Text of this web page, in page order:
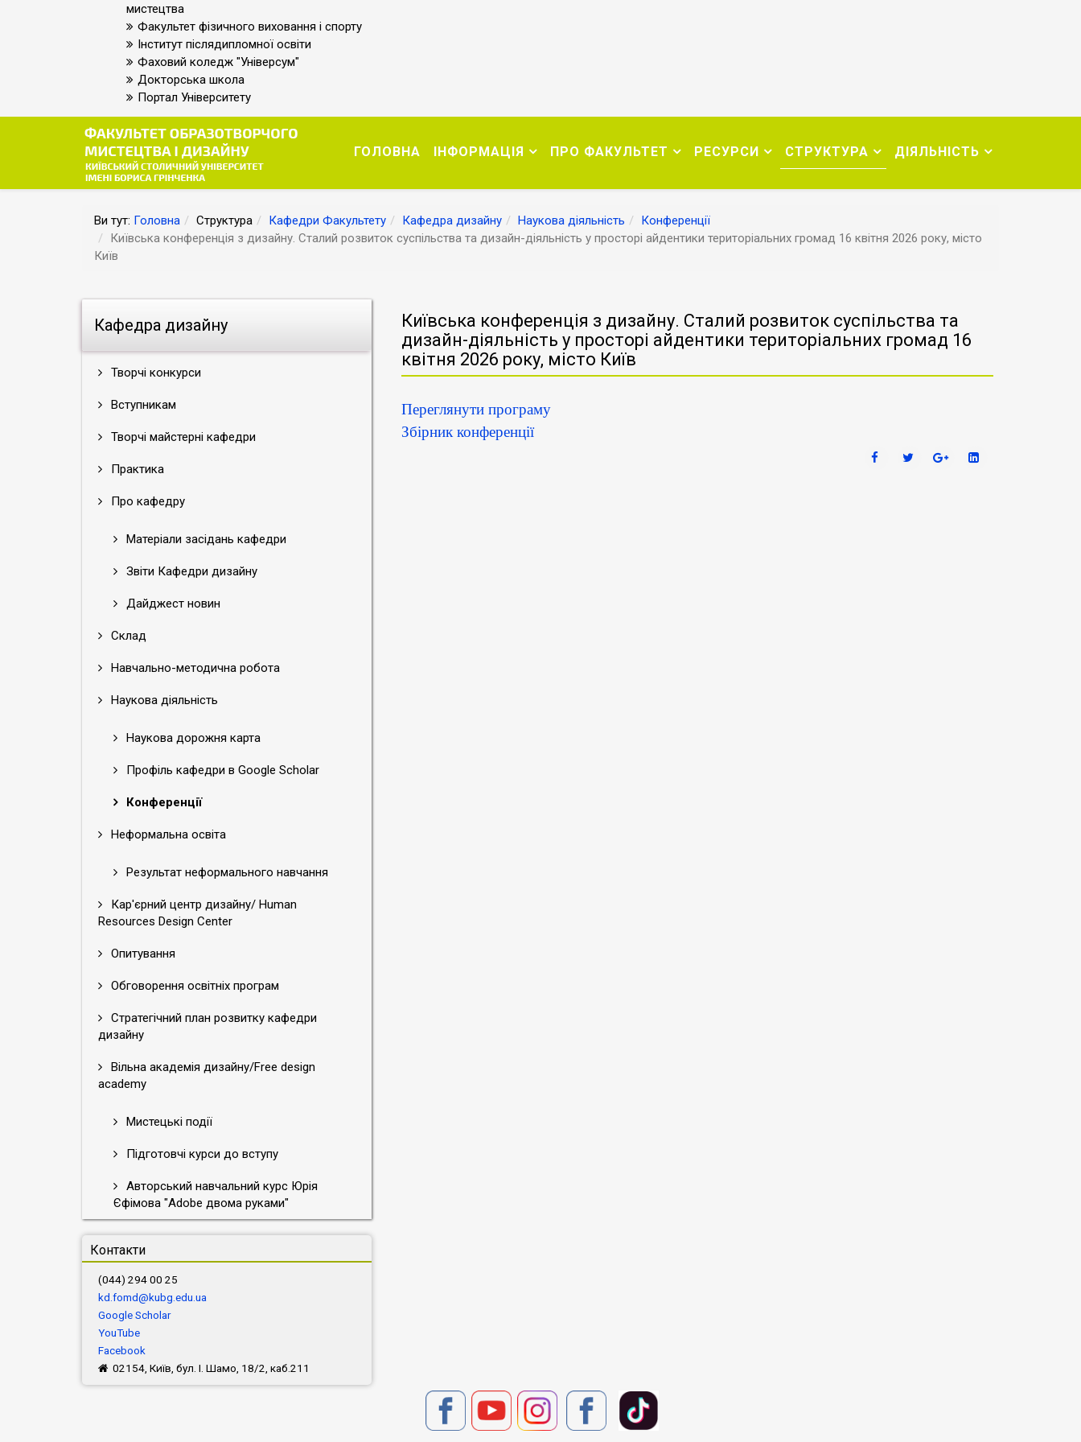
мистецтва
Факультет фізичного виховання і спорту
Інститут післядипломної освіти
Фаховий коледж "Універсум"
Докторська школа
Портал Університету
ГОЛОВНА ІНФОРМАЦІЯ ПРО ФАКУЛЬТЕТ РЕСУРСИ СТРУКТУРА ДІЯЛЬНІСТЬ
Ви тут: Головна Структура Кафедри Факультету Кафедра дизайну Наукова діяльність
Конференції
Київська конференція з дизайну. Сталий розвиток суспільства та дизайн-діяльність у просторі айдентики територіальних громад 16 квітня 2026 року, місто
Київ
Кафедра дизайну
Творчі конкурси
Вступникам
Творчі майстерні кафедри
Практика
Про кафедру
Матеріали засідань кафедри
Звіти Кафедри дизайну
Дайджест новин
Склад
Навчально-методична робота
Наукова діяльність
Наукова дорожня карта
Профіль кафедри в Google Scholar
Конференції
Неформальна освіта
Результат неформального навчання
Кар'єрний центр дизайну/ Human
Resources Design Center
Опитування
Обговорення освітніх програм
Стратегічний план розвитку кафедри
дизайну
Вільна академія дизайну/Free design
academy
Мистецькі події
Підготовчі курси до вступу
Авторський навчальний курс Юрія
Єфімова "Adobe двома руками"
Контакти
(044) 294 00 25
kd.fomd@kubg.edu.ua
Google Scholar
YouTube
Facebook
02154, Київ, бул. І. Шамо, 18/2, каб.211
Київська конференція з дизайну. Сталий розвиток суспільства та
дизайн-діяльність у просторі айдентики територіальних громад 16
квітня 2026 року, місто Київ
Переглянути програму
Збірник конференції